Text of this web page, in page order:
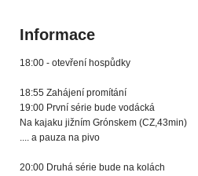
Informace
18:00 - otevření hospůdky
18:55 Zahájení promítání
19:00 První série bude vodácká
Na kajaku jižním Grónskem (CZ,43min)
.... a pauza na pivo
20:00 Druhá série bude na kolách